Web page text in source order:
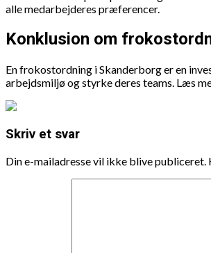
alle medarbejderes præferencer.
Konklusion om
En frokostordning i Skanderborg er en
arbejdsmiljø og styrke deres teams. Læs
Skriv et svar
Din e-mailadresse vil ikke blive publiceret.